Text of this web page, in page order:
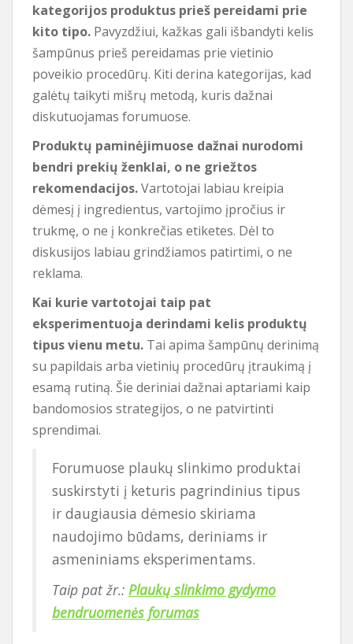
kategorijos produktus prieš pereidami prie
kito tipo. Pavyzdžiui, kažkas gali išbandyti kelis
šampūnus prieš pereidamas prie vietinio
poveikio procedūrų. Kiti derina kategorijas, kad
galėtų taikyti mišrų metodą, kuris dažnai
diskutuojamas forumuose.
Produktų paminėjimuose dažnai nurodomi
bendri prekių ženklai, o ne griežtos
rekomendacijos.Vartotojai labiau kreipia
dėmesį į ingredientus, vartojimo įpročius ir
trukmę, o ne į konkrečias etiketes. Dėl to
diskusijos labiau grindžiamos patirtimi, o ne
reklama.
Kai kurie vartotojai taip pat
eksperimentuoja derindami kelis produktų
tipus vienu metu. Tai apima šampūnų derinimą
su papildais arba vietinių procedūrų įtraukimą į
esamą rutiną. Šie deriniai dažnai aptariami kaip
bandomosios strategijos, o ne patvirtinti
sprendimai.
Forumuose plaukų slinkimo produktai
suskirstyti į keturis pagrindinius tipus
ir daugiausia dėmesio skiriama
naudojimo būdams, deriniams ir
asmeniniams eksperimentams.
Taip pat žr.: Plaukų slinkimo gydymo
bendruomenės forumas